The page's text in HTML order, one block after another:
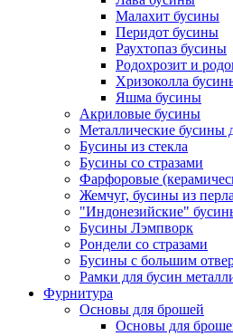
Малахит бусины
Перидот бусины
Раухтопаз бусины
Родохрозит и
Хризоколла
Яшма бусины
Акриловые бусины
Металлические бусины
Бусины из стекла
Бусины со стразами
Фарфоровые
Жемчуг, бусины из
"Индонезийские"
Бусины Лэмпворк
Рондели со стразами
Бусины с большим
Рамки для бусин
Фурнитура
Основы для брошей
Основы для